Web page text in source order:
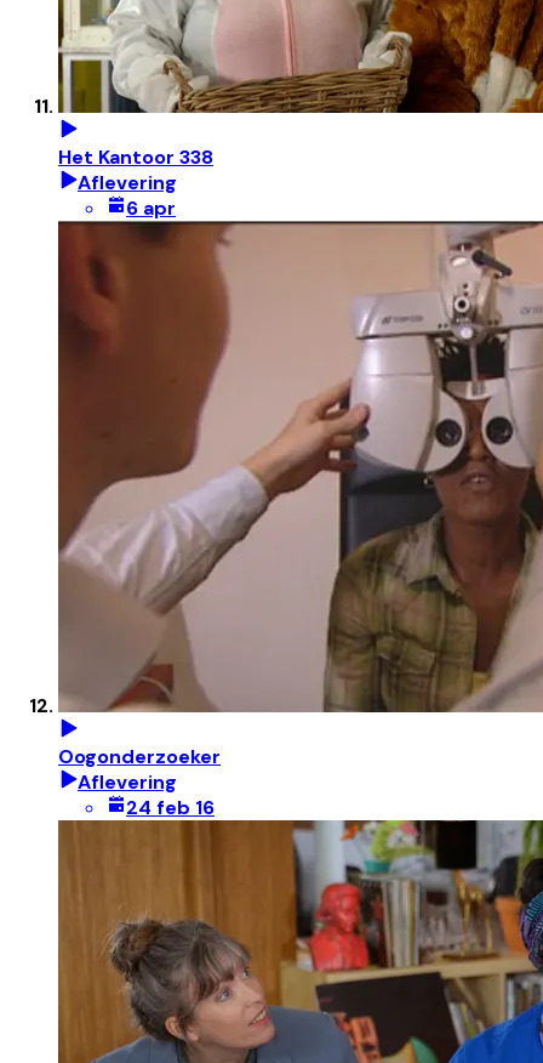
Het Kantoor 338
Aflevering
6 apr
Oogonderzoeker
Aflevering
24 feb 16